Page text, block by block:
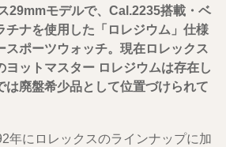
29mmモデルで、Cal.2235搭載・ベ
チナを使用した「ロレジウム」仕様
スポーツウォッチ。現在ロレックス
ヨットマスター ロレジウムは存在し
は廃盤希少品として位置づけられて
年にロレックスのラインナップに加